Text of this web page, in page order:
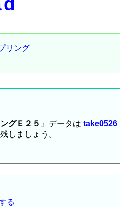
リング
グＥ２５ 』データは take0526
しましょう。
る